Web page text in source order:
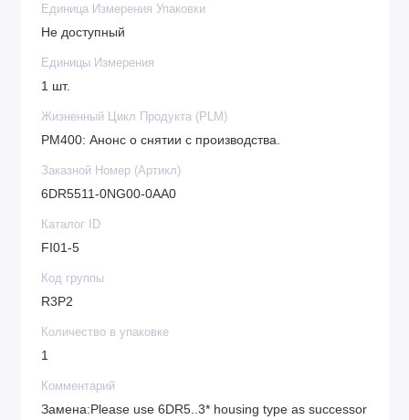
Единица Измерения Упаковки
Не доступный
Единицы Измерения
1 шт.
Жизненный Цикл Продукта (PLM)
PM400: Анонс о снятии с производства.
Заказной Номер (Артикл)
6DR5511-0NG00-0AA0
Каталог ID
FI01-5
Код группы
R3P2
Количество в упаковке
1
Комментарий
Замена:Please use 6DR5..3* housing type as successor